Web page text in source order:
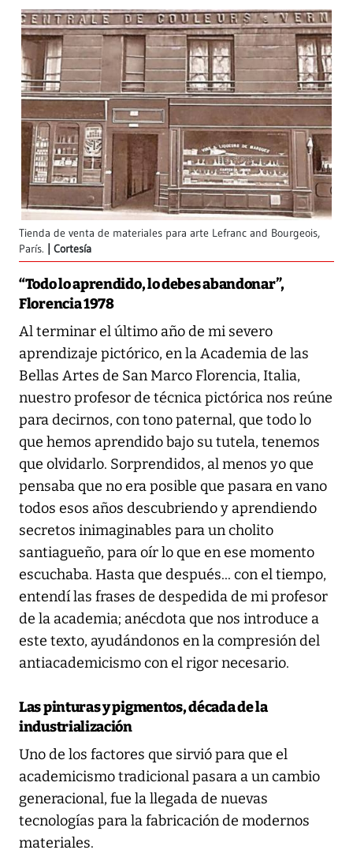
Tienda de venta de materiales para arte Lefranc and Bourgeois,
París.
Cortesía
“Todo lo aprendido, lo debes abandonar”,
Florencia 1978
Al terminar el último año de mi severo
aprendizaje pictórico, en la Academia de las
Bellas Artes de San Marco Florencia, Italia,
nuestro profesor de técnica pictórica nos reúne
para decirnos, con tono paternal, que todo lo
que hemos aprendido bajo su tutela, tenemos
que olvidarlo. Sorprendidos, al menos yo que
pensaba que no era posible que pasara en vano
todos esos años descubriendo y aprendiendo
secretos inimaginables para un cholito
santiagueño, para oír lo que en ese momento
escuchaba. Hasta que después... con el tiempo,
entendí las frases de despedida de mi profesor
de la academia; anécdota que nos introduce a
este texto, ayudándonos en la compresión del
antiacademicismo con el rigor necesario.
Las pinturas y pigmentos, década de la
industrialización
Uno de los factores que sirvió para que el
academicismo tradicional pasara a un cambio
generacional, fue la llegada de nuevas
tecnologías para la fabricación de modernos
materiales.